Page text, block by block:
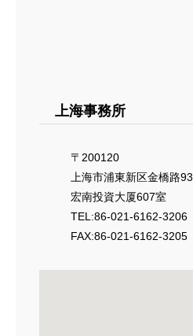
上海事務所
〒200120
上海市浦東新区金橋路
宏南投資大厦607室
TEL:86-021-6162-3206
FAX:86-021-6162-3205